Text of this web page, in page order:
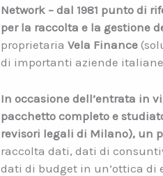
Network – dal 1981 punto di
per la raccolta e la gestione
proprietaria Vela Finance
di importanti aziende
In occasione dell’entrata in
pacchetto completo e
revisori legali di Milano), un
raccolta dati, dati di
dati di budget in un’ottica di